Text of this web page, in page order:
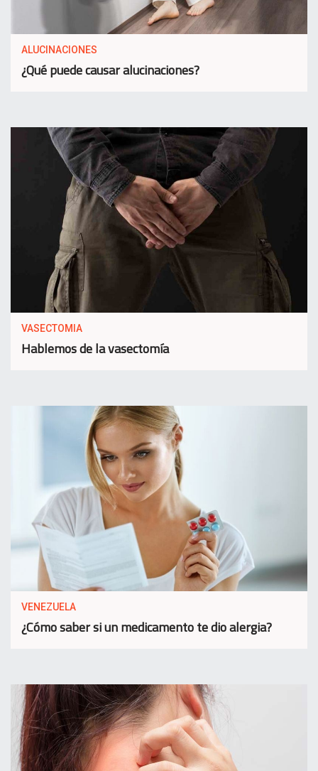
ALUCINACIONES
¿Qué puede causar alucinaciones?
VASECTOMIA
Hablemos de la vasectomía
VENEZUELA
¿Cómo saber si un medicamento te dio alergia?